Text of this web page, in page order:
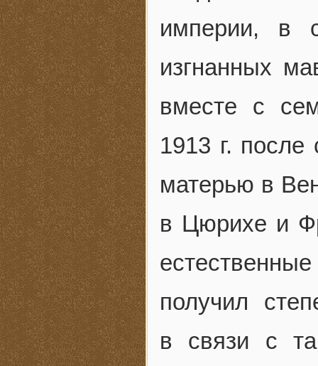
империи, в
изгнанных
вместе с
1913 г.
матерью в
в Цюрихе и
получил
в связи с